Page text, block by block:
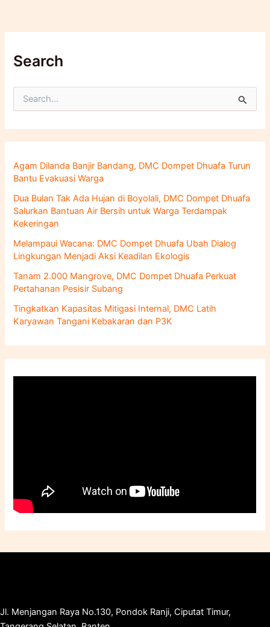
Search
a
t
u
k
:
Agam Dilanda Banjir Bandang, DMC Dompet Dhuafa Turun
Bantu Evakuasi Warga
Dua Bulan Tak Ada Hujan di Boyolali, DMC Dompet Dhuafa
Salurkan Bantuan Air Bersih untuk Warga Terdampak
Kekeringan
Melampaui Wacana: DMC Dompet Dhuafa Ubah Dialog
Lingkungan Menjadi Aksi Keadilan Ekologis
Tanam 2.000 Mangrove, DMC Dompet Dhuafa Perkuat
Pertahanan Pesisir Subang
Tingkatkan Kapasitas Mitigasi Internal, DMC Latih
Karyawan Tangani Kebakaran dan P3K
Jl. Menjangan Raya No.130, Pondok Ranji, Ciputat Timur,